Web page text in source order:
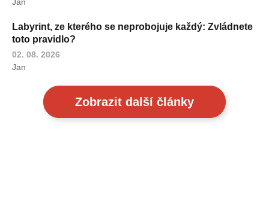
Jan
Labyrint, ze kterého se neprobojuje každý: Zvládnete
toto pravidlo?
02. 08. 2026
Jan
Zobrazit další články